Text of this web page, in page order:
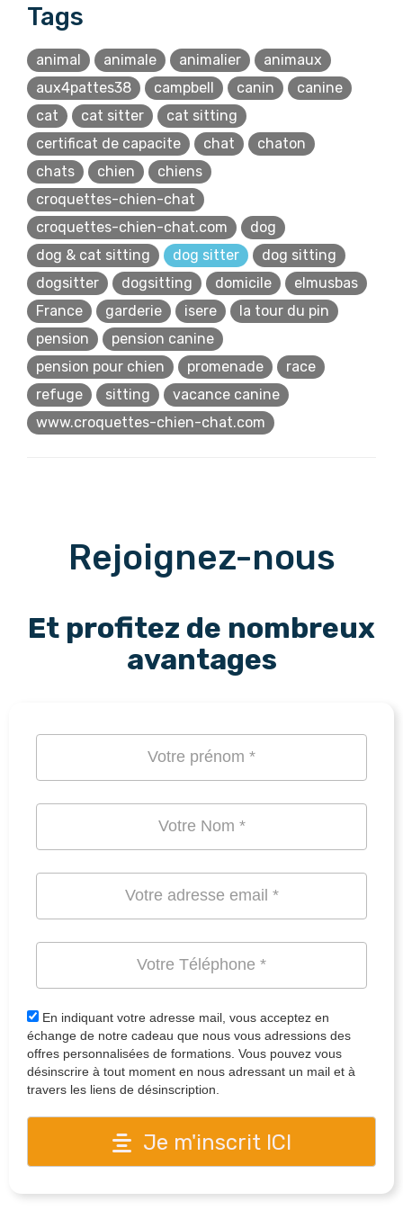
Tags
animal animale animalier
animaux
aux4pattes38
campbell canin
canine
cat
cat sitter
cat sitting
certificat de capacite
chat
chaton
chats
chien
chiens
croquettes-chien-chat
croquettes-chien-chat.com
dog
dog & cat sitting
dog sitter
dog sitting
dogsitter
dogsitting domicile
elmusbas
France
garderie isere
la tour du pin
pension
pension canine
pension pour chien
promenade
race
refuge
sitting
vacance canine
www.croquettes-chien-chat.com
Rejoignez-nous
Et profitez de nombreux
avantages
En indiquant votre adresse mail, vous acceptez en
échange de notre cadeau que nous vous adressions des
offres personnalisées de formations. Vous pouvez vous
désinscrire à tout moment en nous adressant un mail et à
travers les liens de désinscription.
Je m'inscrit ICI